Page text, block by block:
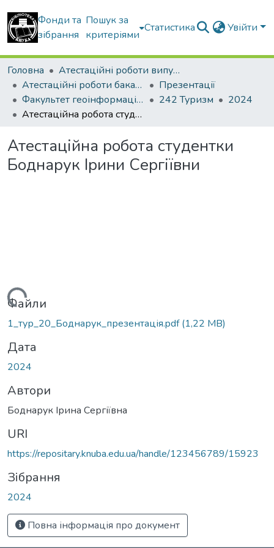
Фонди та
зібрання
Пошук за
критеріями
Статистика Увійти
Головна
Атестаційні роботи випускників
Атестаційні роботи бакалаврів
Презентації
Факультет геоінформаційних систем та управління територіями
242 Туризм
2024
Атестаційна робота студентки Боднарук Ірини Сергіївни
Атестаційна робота студентки
Боднарук Ірини Сергіївни
Вантажиться...
Файли
1_тур_20_Боднарук_презентація.pdf(1,22 MB)
Дата
2024
Автори
Боднарук Ірина Сергіївна
URI
https://repositary.knuba.edu.ua/handle/123456789/15923
Зібрання
2024
Повна інформація про документ